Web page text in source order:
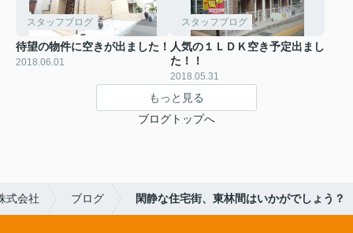
スタッフブログ
待望の物件に空きが出ました！
2018.06.01
スタッフブログ
人気の１ＬＤＫ空き予定出まし
た！！
2018.05.31
もっと見る
ブログトップへ
式会社 ブログ 閑静な住宅街、東林間はいかがでしょう？